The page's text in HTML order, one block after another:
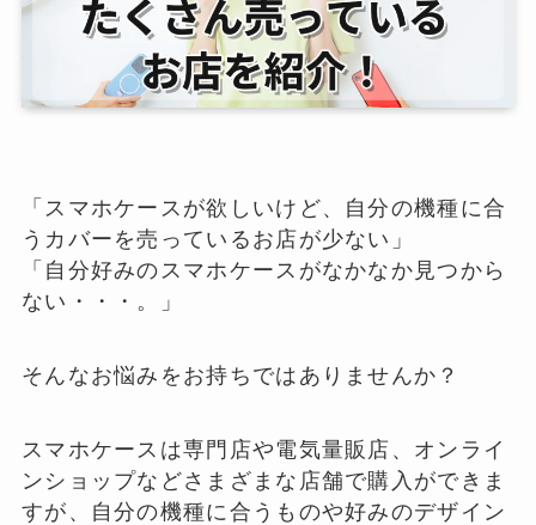
「スマホケースが欲しいけど、自分の機種に合
うカバーを売っているお店が少ない」
「自分好みのスマホケースがなかなか見つから
ない・・・。」
そんなお悩みをお持ちではありませんか？
スマホケースは専門店や電気量販店、オンライ
ンショップなどさまざまな店舗で購入ができま
すが、自分の機種に合うものや好みのデザイン